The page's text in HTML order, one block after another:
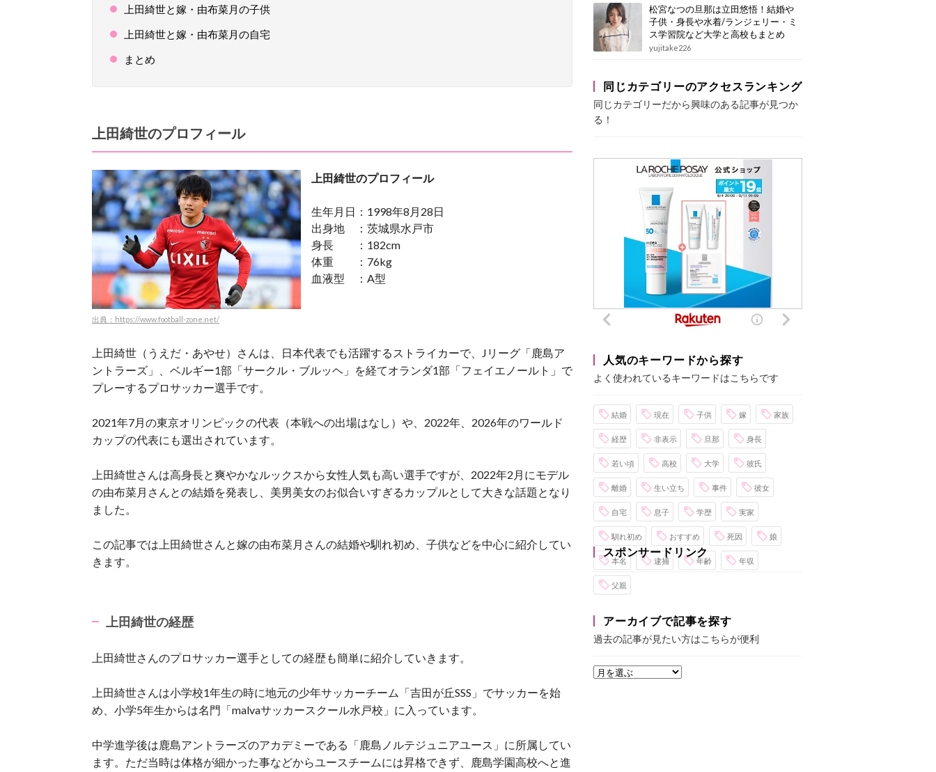
上田綺世と嫁・由布菜月の子供
上田綺世と嫁・由布菜月の自宅
まとめ
上田綺世のプロフィール
出典：https://www.football-zone.net/
上田綺世のプロフィール
生年月日：1998年8月28日
出身地 ：茨城県水戸市
身長 ：182cm
体重 ：76kg
血液型 ：A型
上田綺世（うえだ・あやせ）さんは、日本代表でも活躍するストライカーで、Jリーグ「鹿島ア
ントラーズ」、ベルギー1部「サークル・ブルッヘ」を経てオランダ1部「フェイエノールト」で
プレーするプロサッカー選手です。
2021年7月の東京オリンピックの代表（本戦への出場はなし）や、2022年、2026年のワールド
カップの代表にも選出されています。
上田綺世さんは高身長と爽やかなルックスから女性人気も高い選手ですが、2022年2月にモデル
の由布菜月さんとの結婚を発表し、美男美女のお似合いすぎるカップルとして大きな話題となり
ました。
この記事では上田綺世さんと嫁の由布菜月さんの結婚や馴れ初め、子供などを中心に紹介してい
きます。
上田綺世の経歴
上田綺世さんのプロサッカー選手としての経歴も簡単に紹介していきます。
上田綺世さんは小学校1年生の時に地元の少年サッカーチーム「吉田が丘SSS」でサッカーを始
め、小学5年生からは名門「malvaサッカースクール水戸校」に入っています。
中学進学後は鹿島アントラーズのアカデミーである「鹿島ノルテジュニアユース」に所属してい
ます。ただ当時は体格が細かった事などからユースチームには昇格できず、鹿島学園高校へと進
松宮なつの旦那は立田悠悟！結婚や
子供・身長や水着/ランジェリー・ミ
ス学習院など大学と高校もまとめ
yujitake226
同じカテゴリーのアクセスランキング
同じカテゴリーだから興味のある記事が見つか
る！
人気のキーワードから探す
よく使われているキーワードはこちらです
結婚 現在 子供 嫁 家族
経歴 非表示 旦那 身長
若い頃 高校 大学 彼氏
離婚 生い立ち 事件 彼女
自宅 息子 学歴 実家
馴れ初め おすすめ 死因 娘
本名 逮捕 年齢 年収
父親
アーカイブで記事を探す
過去の記事が見たい方はこちらが便利
スポンサードリンク